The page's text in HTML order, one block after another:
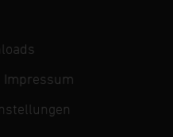
Impressum